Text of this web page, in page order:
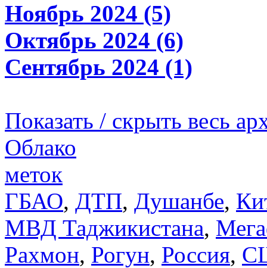
Ноябрь 2024 (5)
Октябрь 2024 (6)
Сентябрь 2024 (1)
Показать / скрыть весь
Облако
меток
ГБАО, ДТП, Душанбе,
МВД Таджикистана,
Рахмон, Рогун, Россия,